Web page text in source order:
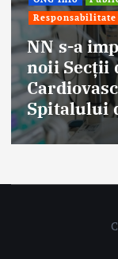
Afaceri &
Stiri
Eternal